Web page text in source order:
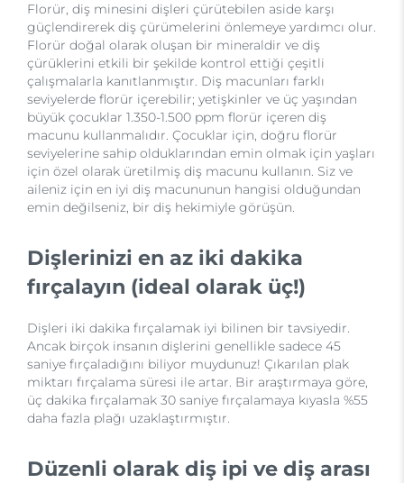
Florür, diş minesini dişleri çürütebilen aside karşı
güçlendirerek diş çürümelerini önlemeye yardımcı olur.
Florür doğal olarak oluşan bir mineraldir ve diş
çürüklerini etkili bir şekilde kontrol ettiği çeşitli
çalışmalarla kanıtlanmıştır. Diş macunları farklı
seviyelerde florür içerebilir; yetişkinler ve üç yaşından
büyük çocuklar 1.350-1.500 ppm florür içeren diş
macunu kullanmalıdır. Çocuklar için, doğru florür
seviyelerine sahip olduklarından emin olmak için yaşları
için özel olarak üretilmiş diş macunu kullanın. Siz ve
aileniz için en iyi diş macununun hangisi olduğundan
emin değilseniz, bir diş hekimiyle görüşün.
Dişlerinizi en az iki dakika
fırçalayın (ideal olarak üç!)
Dişleri iki dakika fırçalamak iyi bilinen bir tavsiyedir.
Ancak birçok insanın dişlerini genellikle sadece 45
saniye fırçaladığını biliyor muydunuz! Çıkarılan plak
miktarı fırçalama süresi ile artar. Bir araştırmaya göre,
üç dakika fırçalamak 30 saniye fırçalamaya kıyasla %55
daha fazla plağı uzaklaştırmıştır.
Düzenli olarak diş ipi ve diş arası